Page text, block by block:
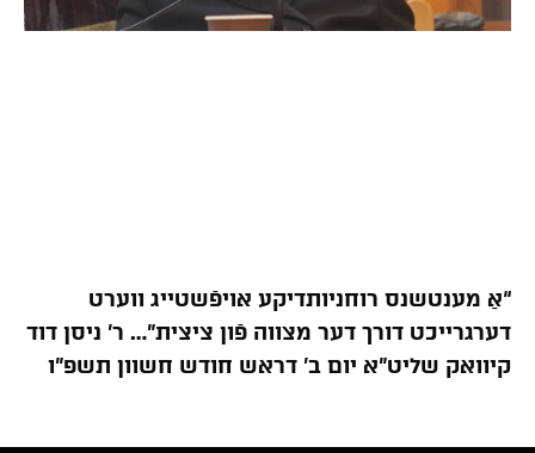
“אַ מענטשנס רוחניותדיקע אויפֿשטייג ווערט
דערגרייכט דורך דער מצווה פֿון ציצית”… ר’ ניסן דוד
קיוואק שליט”א יום ב’ דראש חודש חשוון תשפ”ו